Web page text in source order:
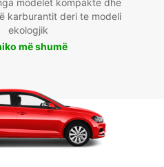
modelet kompakte dhe
karburantit deri te modeli
ekologjik
më shumë